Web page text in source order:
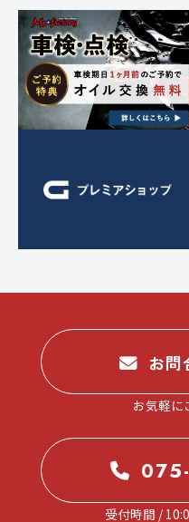
ン
お問
お気軽に
受付時間 /